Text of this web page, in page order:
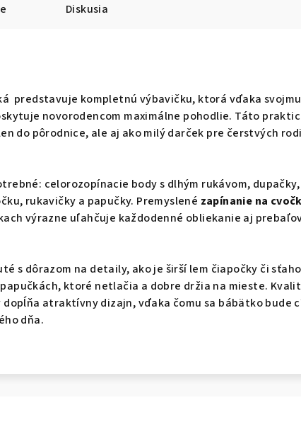
Diskusia
predstavuje kompletnú výbavičku, ktorá vďaka svojmu
novorodencom maximálne pohodlie. Táto
do pôrodnice, ale aj ako milý darček pre čerstvých
celorozopínacie body s dlhým rukávom, dupačky,
rukavičky a papučky. Premyslené zapínanie na
výrazne uľahčuje každodenné obliekanie aj
s dôrazom na detaily, ako je širší lem čiapočky či
ktoré netlačia a dobre držia na mieste.
dopĺňa atraktívny dizajn, vďaka čomu sa bábätko bude
dňa.